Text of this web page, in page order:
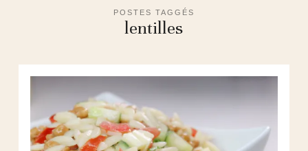
POSTES TAGGÉS
lentilles